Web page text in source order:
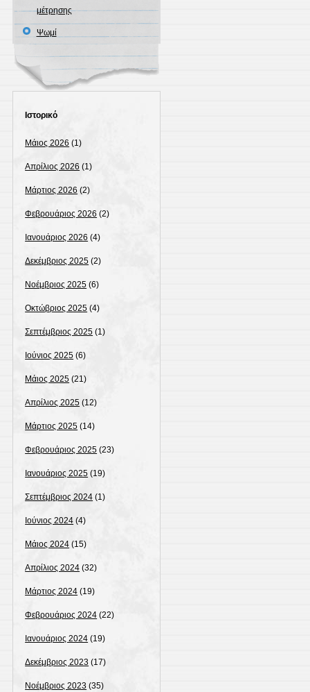
μέτρησης
Ψωμί
Ιστορικό
Μάιος 2026 (1)
Απρίλιος 2026 (1)
Μάρτιος 2026 (2)
Φεβρουάριος 2026 (2)
Ιανουάριος 2026 (4)
Δεκέμβριος 2025 (2)
Νοέμβριος 2025 (6)
Οκτώβριος 2025 (4)
Σεπτέμβριος 2025 (1)
Ιούνιος 2025 (6)
Μάιος 2025 (21)
Απρίλιος 2025 (12)
Μάρτιος 2025 (14)
Φεβρουάριος 2025 (23)
Ιανουάριος 2025 (19)
Σεπτέμβριος 2024 (1)
Ιούνιος 2024 (4)
Μάιος 2024 (15)
Απρίλιος 2024 (32)
Μάρτιος 2024 (19)
Φεβρουάριος 2024 (22)
Ιανουάριος 2024 (19)
Δεκέμβριος 2023 (17)
Νοέμβριος 2023 (35)